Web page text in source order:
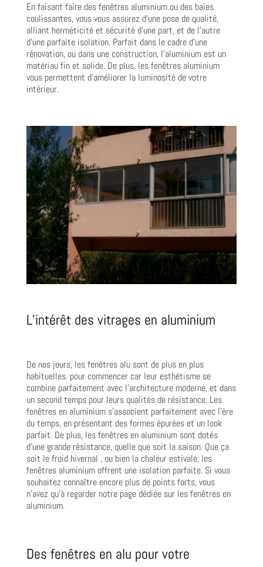
En faisant faire des fenêtres aluminium ou des baies
coulissantes, vous vous assurez d’une pose de qualité,
alliant herméticité et sécurité d’une part, et de l’autre
d’une parfaite isolation. Parfait dans le cadre d’une
rénovation, ou dans une construction, l’aluminium est un
matériau fin et solide. De plus, les fenêtres aluminium
vous permettent d’améliorer la luminosité de votre
intérieur.
L’intérêt des vitrages en aluminium
De nos jours, les fenêtres alu sont de plus en plus
habituelles. pour commencer car leur esthétisme se
combine parfaitement avec l’architecture moderne, et dans
un second temps pour leurs qualités de résistance. Les
fenêtres en aluminium s’associent parfaitement avec l’ère
du temps, en présentant des formes épurées et un look
parfait. De plus, les fenêtres en aluminium sont dotés
d’une grande résistance, quelle que soit la saison. Que ça
soit le froid hivernal , ou bien la chaleur estivale, les
fenêtres aluminium offrent une isolation parfaite. Si vous
souhaitez connaître encore plus de points forts, vous
n’avez qu’à regarder notre page dédiée sur les fenêtres en
aluminium.
Des fenêtres en alu pour votre